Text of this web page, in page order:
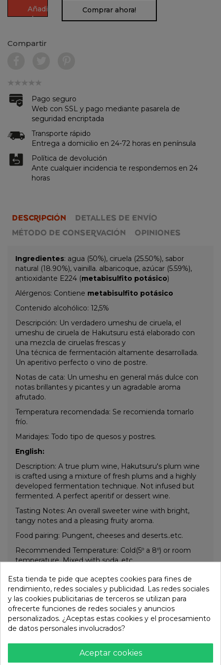
Añadir
al
Comprar ahora!
Compartir
Pago seguro
Web con SSL y pago mediante pasarela de
seguridad encriptada
Transporte rápido
Entrega a domicilio en 24-72 horas en península
Política de devolución
Ante cualquier incidencia te respondemos en 24
horas
DESCRIPCIÓN
DETALLES DE ENVÍO
MÉTODO DE CONSERVACIÓN
OPINIONES
Ingredientes: agua (50%), ciruela (25.50%), sabor
natural (18.90%), vainilla. albaricoque, azúcar (5.59%),
antioxidante E224 (metabisulfito potásico)
Alérgenos: Contiene metabisulfito potásico
Contenido alcohólico: 12,5%
Descripción: Un verdadero umeshu de ciruela, el
umeshu de ciruela de Hakutsuru está elaborado con
una mezcla de ciruelas frescas y
Una técnica de fermentación altamente desarrollada.
Un aperitivo perfecto o vino de postre.
Notas de cata: Un umeshu en general más dulce con
notas brillantes y picantes y un agradable aroma
afrutado.
Temperatura recomendada: Se recomienda tomarlo
frío.
Maridajes: Todo tipo de quesos y postres.
English:
Description: A true plum wine, Hakutsuru's plum wine
is crafted using a mixture of fresh plums and a highly
developed fermentation technique. Not infused but
fermented. A perfect aperitif or dessert wine.
Tasting Notes: An overall sweeter wine with bright,
tangy notes and a pleasing fruity aroma.
Food pairing: Pungent, cheeses and deserts..etc.
Recommended Temperature: Cold(5º a 8º) or room
temperature. Mixed with soda..etc.
Otros productos de la misma
categoría:
Esta tienda te pide que aceptes cookies para fines de
rendimiento, redes sociales y publicidad. Las redes sociales
y las cookies publicitarias de terceros se utilizan para
ofrecerte funciones de redes sociales y anuncios
personalizados. ¿Aceptas estas cookies y el procesamiento
de datos personales involucrados?
Aceptar cookies